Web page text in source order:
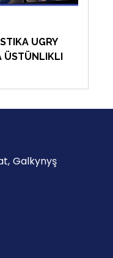
UGRY
ÜSTÜNLIKLI
Galkynyş